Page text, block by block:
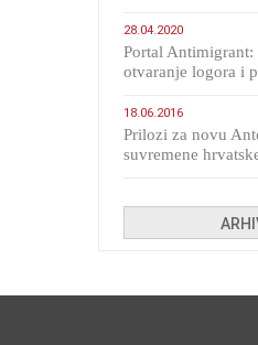
28.04.2020
Portal Antimigrant:
otvaranje logora i
18.06.2016
Prilozi za novu
suvremene